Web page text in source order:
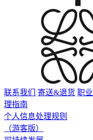
联系我们 寄送&退货 职业
理指南
个人信息处理规则
（游客版）